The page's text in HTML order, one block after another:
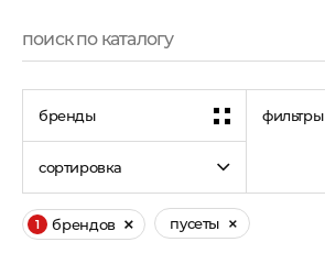
бренды фильтры
сортировка
1 брендов пусеты